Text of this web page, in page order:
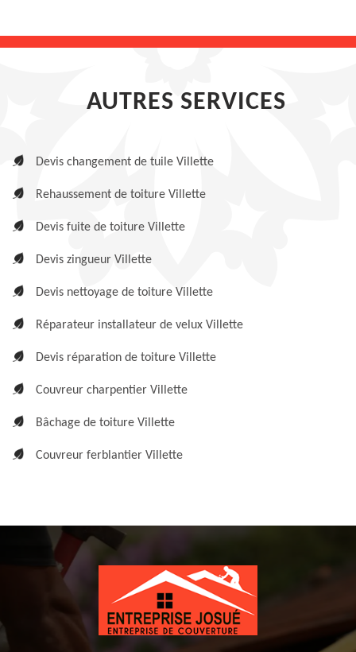
AUTRES SERVICES
Devis changement de tuile Villette
Rehaussement de toiture Villette
Devis fuite de toiture Villette
Devis zingueur Villette
Devis nettoyage de toiture Villette
Réparateur installateur de velux Villette
Devis réparation de toiture Villette
Couvreur charpentier Villette
Bâchage de toiture Villette
Couvreur ferblantier Villette